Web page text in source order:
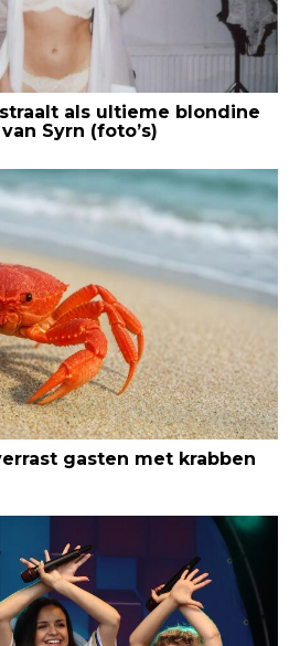
als ultieme blondine
Syrn (foto’s)
gasten met krabben